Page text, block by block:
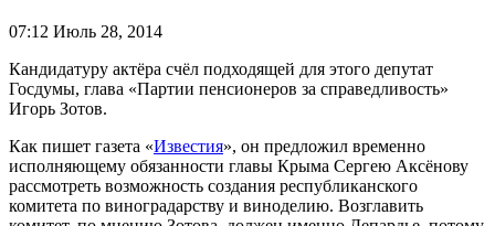
07:12 Июль 28, 2014
Кандидатуру актёра счёл подходящей для этого депутат
Госдумы, глава «Партии пенсионеров за справедливость»
Игорь Зотов.
Как пишет газета «Известия», он предложил временно
исполняющему обязанности главы Крыма Сергею Аксёнову
рассмотреть возможность создания республиканского
комитета по виноградарству и виноделию. Возглавить